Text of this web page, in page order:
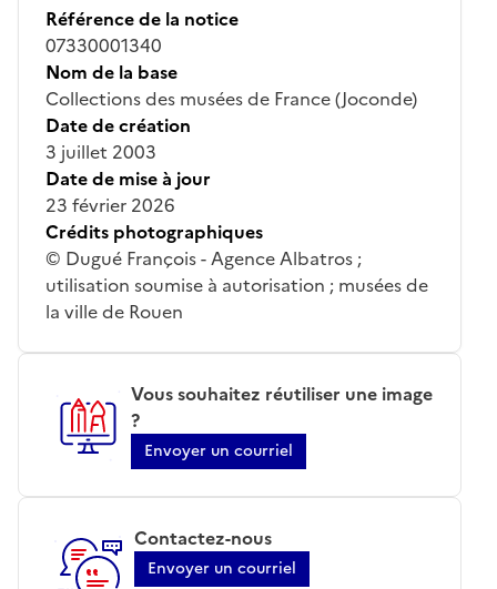
Référence de la notice
07330001340
Nom de la base
Collections des musées de France (Joconde)
Date de création
3 juillet 2003
Date de mise à jour
23 février 2026
Crédits photographiques
© Dugué François - Agence Albatros ;
utilisation soumise à autorisation ; musées de
la ville de Rouen
Vous souhaitez réutiliser une image
?
Envoyer un courriel
Contactez-nous
Envoyer un courriel